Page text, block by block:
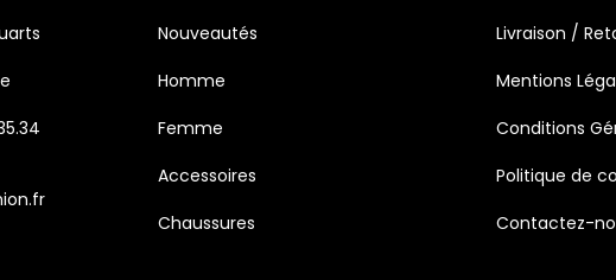
Nouveautés
Homme
Femme
Accessoires
Chaussures
Livraison /
Mentions
Conditions
Politique de
Contactez-